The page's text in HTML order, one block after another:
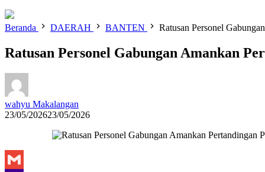
Beranda DAERAH BANTEN Ratusan Personel
Ratusan Personel Gabungan Amankan
wahyu Makalangan
23/05/202623/05/2026